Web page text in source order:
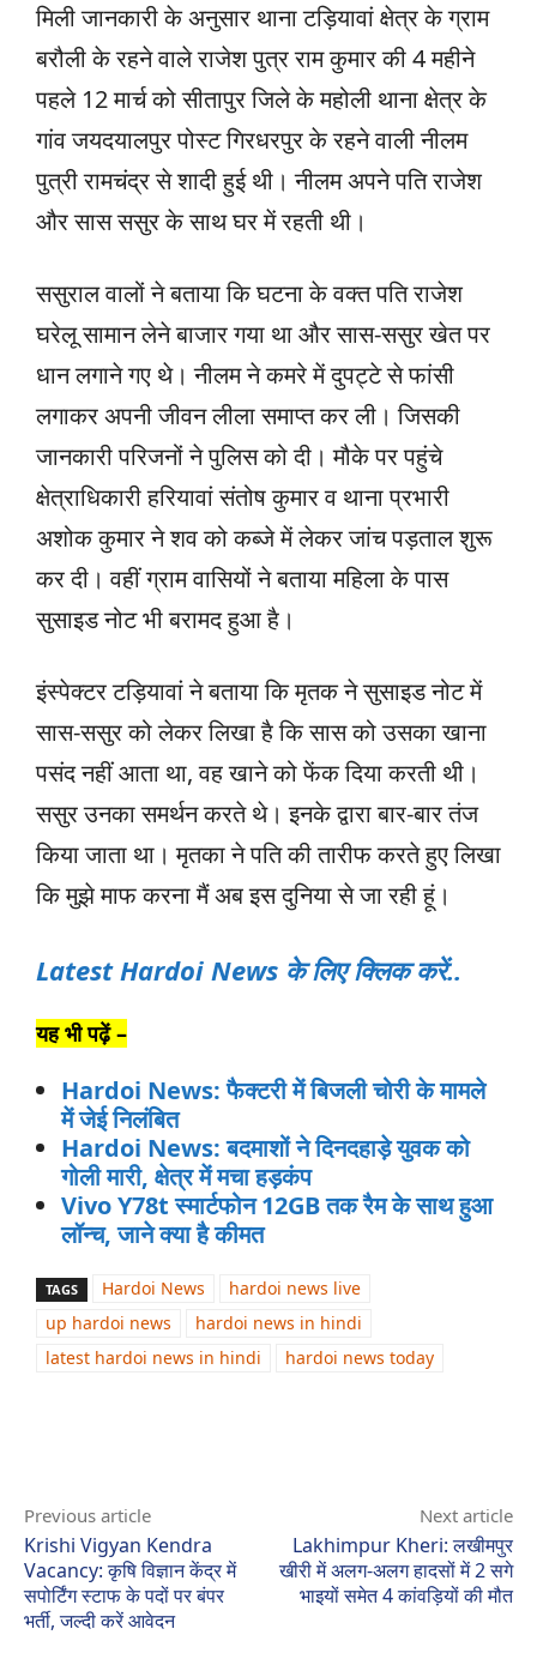
मिली जानकारी के अनुसार थाना टड़ियावां क्षेत्र के ग्राम
बरौली के रहने वाले राजेश पुत्र राम कुमार की 4 महीने
पहले 12 मार्च को सीतापुर जिले के महोली थाना क्षेत्र के
गांव जयदयालपुर पोस्ट गिरधरपुर के रहने वाली नीलम
पुत्री रामचंद्र से शादी हुई थी। नीलम अपने पति राजेश
और सास ससुर के साथ घर में रहती थी।
ससुराल वालों ने बताया कि घटना के वक्त पति राजेश
घरेलू सामान लेने बाजार गया था और सास-ससुर खेत पर
धान लगाने गए थे। नीलम ने कमरे में दुपट्टे से फांसी
लगाकर अपनी जीवन लीला समाप्त कर ली। जिसकी
जानकारी परिजनों ने पुलिस को दी। मौके पर पहुंचे
क्षेत्राधिकारी हरियावां संतोष कुमार व थाना प्रभारी
अशोक कुमार ने शव को कब्जे में लेकर जांच पड़ताल शुरू
कर दी। वहीं ग्राम वासियों ने बताया महिला के पास
सुसाइड नोट भी बरामद हुआ है।
इंस्पेक्टर टड़ियावां ने बताया कि मृतक ने सुसाइड नोट में
सास-ससुर को लेकर लिखा है कि सास को उसका खाना
पसंद नहीं आता था, वह खाने को फेंक दिया करती थी।
ससुर उनका समर्थन करते थे। इनके द्वारा बार-बार तंज
किया जाता था। मृतका ने पति की तारीफ करते हुए लिखा
कि मुझे माफ करना मैं अब इस दुनिया से जा रही हूं।
Latest Hardoi News के लिए क्लिक करें..
यह भी पढ़ें –
Hardoi News: फैक्टरी में बिजली चोरी के मामले
में जेई निलंबित
Hardoi News: बदमाशों ने दिनदहाड़े युवक को
गोली मारी, क्षेत्र में मचा हड़कंप
Vivo Y78t स्‍मार्टफोन 12GB तक रैम के साथ हुआ
लॉन्‍च, जाने क्या है कीमत
TAGS Hardoi News
hardoi news live
up hardoi news
hardoi news in hindi
latest hardoi news in hindi
hardoi news today
Previous article
Krishi Vigyan Kendra
Vacancy: कृषि विज्ञान केंद्र में
सपोर्टिंग स्टाफ के पदों पर बंपर
भर्ती, जल्दी करें आवेदन
Next article
Lakhimpur Kheri: लखीमपुर
खीरी में अलग-अलग हादसों में 2 सगे
भाइयों समेत 4 कांवड़ियों की मौत